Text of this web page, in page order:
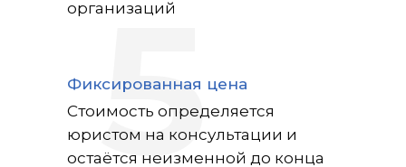
5
Фиксированная цена
организаций
Стоимость определяется
юристом на консультации и
остаётся неизменной до конца